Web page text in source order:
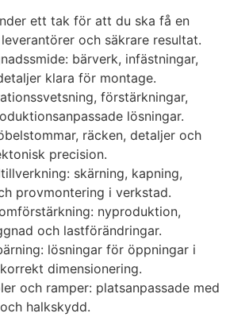
ett tak för att du ska få en
och säkrare resultat.
bärverk, infästningar,
klara för montage.
förstärkningar,
lösningar.
räcken, detaljer och
precision.
skärning, kapning,
provmontering i verkstad.
nyproduktion,
och lastförändringar.
lösningar för öppningar i
dimensionering.
och ramper: platsanpassade med
halkskydd.